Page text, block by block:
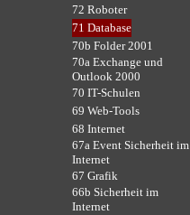
72 Roboter
71 Database
70b Folder 2001
70a Exchange und
Outlook 2000
70 IT-Schulen
69 Web-Tools
68 Internet
67a Event Sicherheit im
Internet
67 Grafik
66b Sicherheit im
Internet